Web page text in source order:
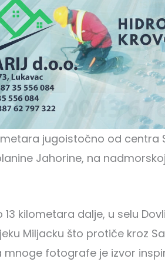
jugoistočno od centra
Jahorine, na
13 kilometara dalje, u selu
Miljacku što protiče kroz
mnoge fotografe je izvor